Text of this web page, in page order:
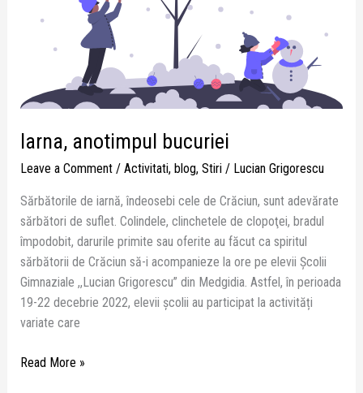
Iarna, anotimpul bucuriei
Leave a Comment / Activitati, blog, Stiri/ Lucian Grigorescu
Sărbătorile de iarnă, îndeosebi cele de Crăciun, sunt adevărate
sărbători de suflet. Colindele, clinchetele de clopoţei, bradul
împodobit, darurile primite sau oferite au făcut ca spiritul
sărbătorii de Crăciun să-i acompanieze la ore pe elevii Școlii
Gimnaziale ,,Lucian Grigorescu” din Medgidia. Astfel, în perioada
19-22 decebrie 2022, elevii școlii au participat la activități
variate care
Read More »